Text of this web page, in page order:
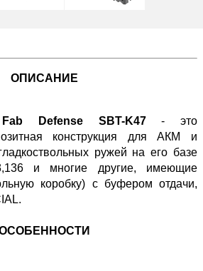
ОПИСАНИЕ
Fab Defense SBT-K47- это
конструкция для АКМ и
ружей на его базе
и многие другие, имеющие
коробку) c буфером отдачи,